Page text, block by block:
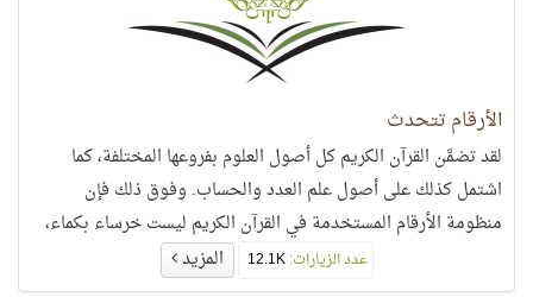
الأرقام تتحدث
لقد تضمَّن القرآن الكريم كل أصول العلوم بفروعها المختلفة، كما
اشتمل كذلك على أصول علم العدد والحساب. وفوق ذلك فإن
منظومة الأرقام المستخدمة في القرآن الكريم ليست خرساء بكماء،
بل لها دلالتها ولغتها الواضحة، وهي تتفاعل وتتناغم مع المعنى المراد
عدد الزيارات:12.1K المزيد